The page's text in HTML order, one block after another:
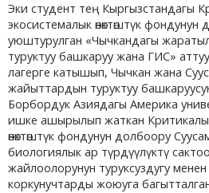
Эки студент тең Кыргызстандагы
экосистемалык өнөктөштүк
уюштурулган «Чычкандагы
туруктуу башкаруу жана ГИС»
лагерге катышып, Чычкан жана
жайыттардын туруктуу
Борбордук Азиядагы Америка
ишке ашырылып жаткан
өнөктөштүк фондунун долбоору
биологиялык ар түрдүүлүктү
жайлоолорунун туруксуздугу
коркунучтарды жоюуга